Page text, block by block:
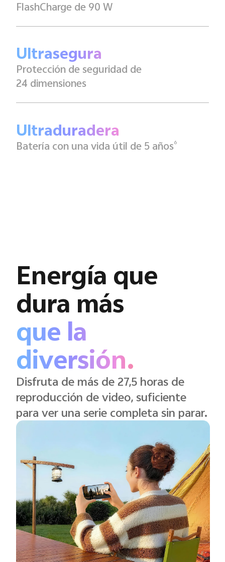
FlashCharge de 90 W
Ultrasegura
Protección de seguridad de
24 dimensiones
Ultraduradera
Batería con una vida útil de 5 años6
Energía que
dura más
que la
diversión.
Disfruta de más de 27,5 horas de
reproducción de video, suficiente
para ver una serie completa sin parar.